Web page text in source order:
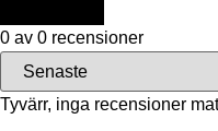
0 av 0 recensioner
Tyvärr, inga recensioner